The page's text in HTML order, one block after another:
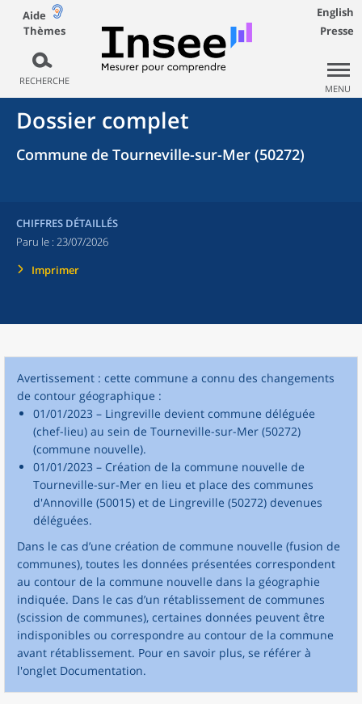
Aide
Thèmes
RECHERCHE
English
Presse
MENU
Dossier complet
Commune de Tourneville-sur-Mer (50272)
CHIFFRES DÉTAILLÉS
Paru le : 23/07/2026
Imprimer
Avertissement : cette commune a connu des changements
de contour géographique :
01/01/2023 – Lingreville devient commune déléguée
(chef-lieu) au sein de Tourneville-sur-Mer (50272)
(commune nouvelle).
01/01/2023 – Création de la commune nouvelle de
Tourneville-sur-Mer en lieu et place des communes
d'Annoville (50015) et de Lingreville (50272) devenues
déléguées.
Dans le cas d’une création de commune nouvelle (fusion de
communes), toutes les données présentées correspondent
au contour de la commune nouvelle dans la géographie
indiquée. Dans le cas d’un rétablissement de communes
(scission de communes), certaines données peuvent être
indisponibles ou correspondre au contour de la commune
avant rétablissement. Pour en savoir plus, se référer à
l'onglet Documentation.